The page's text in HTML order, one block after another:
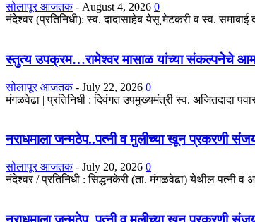
सोलापूर आजतक - August 4, 2026 0
नंदेश्वर (प्रतिनिधी): स्व. दादासाहेब येसू मेटकरी व स्व. समाबाई
स्तुत्य उपक्रम…रामेश्वर मासाळ यांच्या संकल्पनेचे
सोलापूर आजतक - July 22, 2026 0
मंगळवेढा | प्रतिनिधी : दिवंगत उपमुख्यमंत्री स्व. अजितदादा
नराधमाला जन्मठेप..पत्नी व मुलीच्या खून प्रकरणी संजय
सोलापूर आजतक - July 20, 2026 0
नंदेश्वर / प्रतिनिधी : सिद्धनकेरी (ता. मंगळवेढा) येथील पत्नी